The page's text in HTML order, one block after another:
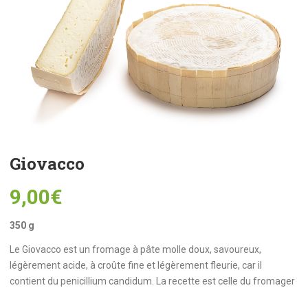
Giovacco
9,00€
350 g
Le Giovacco est un fromage à pâte molle doux, savoureux,
légèrement acide, à croûte fine et légèrement fleurie, car il
contient du penicillium candidum. La recette est celle du fromager